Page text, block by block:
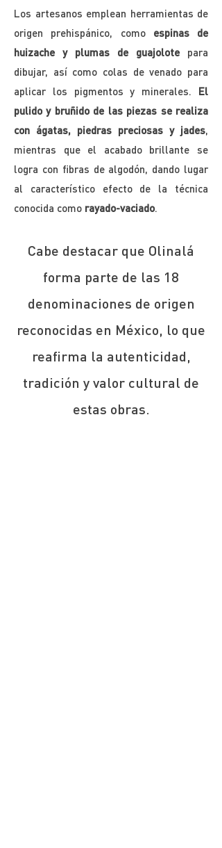
Los artesanos emplean herramientas de
origen prehispánico, como espinas de
huizache y plumas de guajolote para
dibujar, así como colas de venado para
aplicar los pigmentos y minerales. El
pulido y bruñido de las piezas se realiza
con ágatas, piedras preciosas y jades,
mientras que el acabado brillante se
logra con fibras de algodón, dando lugar
al característico efecto de la técnica
conocida como rayado-vaciado.
Cabe destacar que Olinalá
forma parte de las 18
denominaciones de origen
reconocidas en México, lo que
reafirma la autenticidad,
tradición y valor cultural de
estas obras.